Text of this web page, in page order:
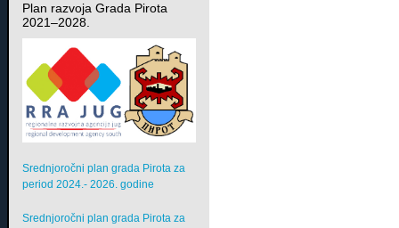
Plan razvoja Grada Pirota
2021–2028.
Srednjoročni plan grada Pirota za
period 2024.- 2026. godine
Srednjoročni plan grada Pirota za